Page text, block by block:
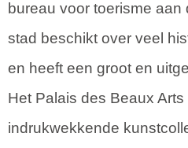
bureau voor toerisme aan
stad beschikt over veel
en heeft een groot en
Het Palais des Beaux
indrukwekkende